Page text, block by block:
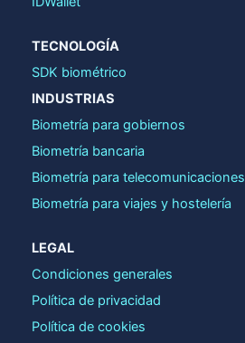
TECNOLOGÍA
SDK biométrico
INDUSTRIAS
Biometría para gobiernos
Biometría bancaria
Biometría para telecomunicaciones
Biometría para viajes y hostelería
LEGAL
Condiciones generales
Política de privacidad
Política de cookies